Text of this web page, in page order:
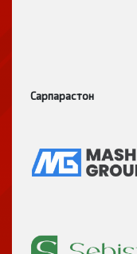
Сарпарастон